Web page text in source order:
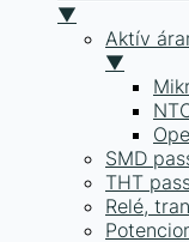
▼
Aktív
▼
SMD
THT
Relé,